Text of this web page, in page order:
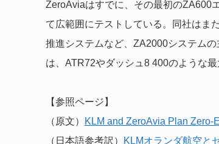
ZeroAviaはすでに、その最初のZA600
て広範囲にテストしている。同社はま
推進システムなど、ZA2000システム
は、ATR72やダッシュ8 400のような
【参照ページ】
（原文）
KLM and ZeroAvia Plan
（日本語参考訳）
KLMオランダ航空と